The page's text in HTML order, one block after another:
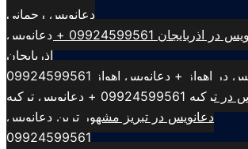
دعانویس رحمانی
دعانویس در اذربایجان 09924599561 + دعانویس
اذربایجان
اهواز + دعانویس اهواز 09924599561
+ دعانویس ترکیه
دعانویس در تبریز مشهور ترین دعانویس
09924599561